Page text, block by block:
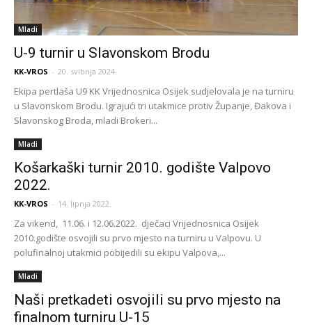
Mladi
U-9 turnir u Slavonskom Brodu
KK-VROS - 20. svibnja 2024.
Ekipa pertlaša U9 KK Vrijednosnica Osijek sudjelovala je na turniru
u Slavonskom Brodu. Igrajući tri utakmice protiv Županje, Đakova i
Slavonskog Broda, mladi Brokeri...
Mladi
Košarkaški turnir 2010. godište Valpovo
2022.
KK-VROS - 14. lipnja 2022.
Za vikend, 11.06. i 12.06.2022. dječaci Vrijednosnica Osijek
2010.godište osvojili su prvo mjesto na turniru u Valpovu. U
polufinalnoj utakmici pobijedili su ekipu Valpova,...
Mladi
Naši pretkadeti osvojili su prvo mjesto na
finalnom turniru U-15